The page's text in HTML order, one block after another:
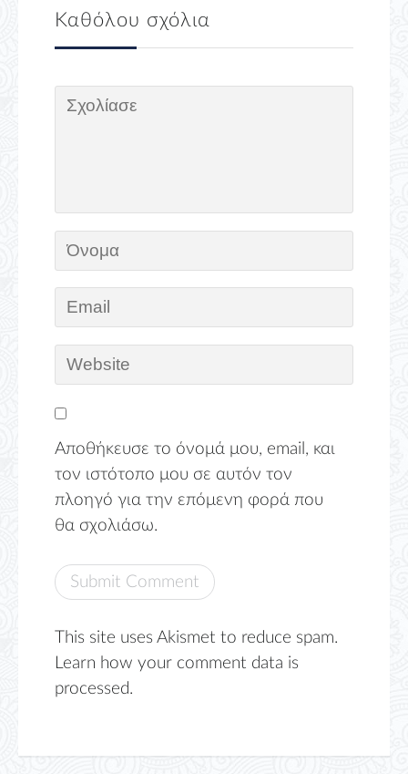
Καθόλου σχόλια
Αποθήκευσε το όνομά μου, email, και
τον ιστότοπο μου σε αυτόν τον
πλοηγό για την επόμενη φορά που
θα σχολιάσω.
This site uses Akismet to reduce spam.
Learn how your comment data is
processed.